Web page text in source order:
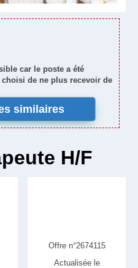
car le poste a été
de ne plus recevoir de
similaires
H/F
Offre n°2674115
Actualisée le